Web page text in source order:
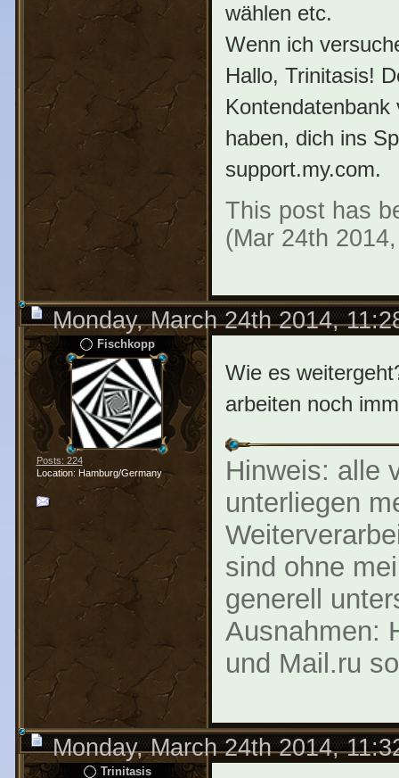
wählen etc.
Wenn ich
Hallo, Trinitasis!
haben, dich ins
support.my.com.
This post has
(Mar 24th
Monday, March 24th 2014,
Fischkopp
Posts: 224
Location: Hamburg/Germany
Wie es
arbeiten noch
Hinweis: alle
unterliegen
sind ohne
generell
Ausnahmen:
und Mail.ru
Monday, March 24th 2014,
Trinitasis